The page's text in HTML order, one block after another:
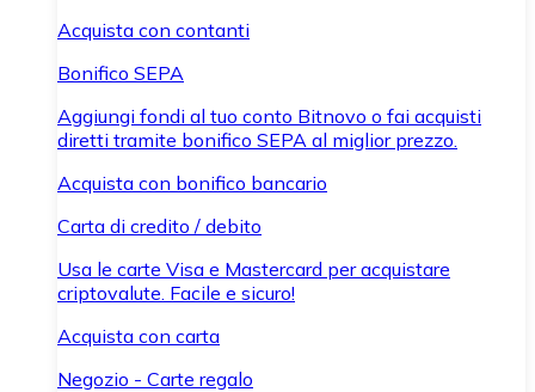
Acquista con contanti
Bonifico SEPA
Aggiungi fondi al tuo conto Bitnovo o fai acquisti
diretti tramite bonifico SEPA al miglior prezzo.
Acquista con bonifico bancario
Carta di credito / debito
Usa le carte Visa e Mastercard per acquistare
criptovalute. Facile e sicuro!
Acquista con carta
Negozio - Carte regalo